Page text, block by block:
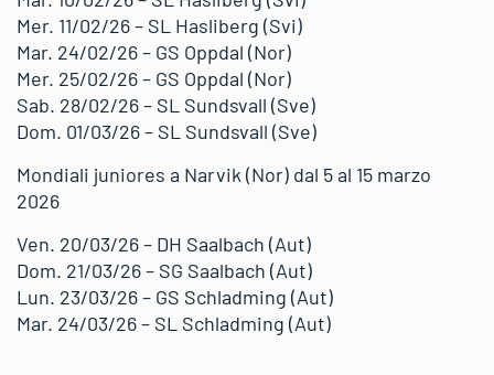
Mer. 11/02/26 – SL Hasliberg (Svi)
Mar. 24/02/26 – GS Oppdal (Nor)
Mer. 25/02/26 – GS Oppdal (Nor)
Sab. 28/02/26 – SL Sundsvall (Sve)
Dom. 01/03/26 – SL Sundsvall (Sve)
Mondiali juniores a Narvik (Nor) dal 5 al 15 marzo
2026
Ven. 20/03/26 – DH Saalbach (Aut)
Dom. 21/03/26 – SG Saalbach (Aut)
Lun. 23/03/26 – GS Schladming (Aut)
Mar. 24/03/26 – SL Schladming (Aut)